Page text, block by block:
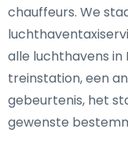
chauffeurs. We
alle luchthavens in
treinstation, een
gebeurtenis, het
gewenste